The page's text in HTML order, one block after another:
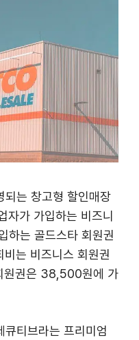
되는 창고형 할인매장
자가 가입하는 비즈니
하는 골드스타 회원권
는 비즈니스 회원권
권은 38,500원에 가
티브라는 프리미엄